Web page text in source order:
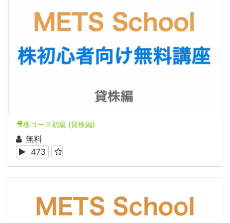
🎥株コース初級 (貸株編)
無料
473